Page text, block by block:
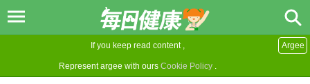
If you keep read content ,
Represent argee with ours Cookie Policy .
Argee